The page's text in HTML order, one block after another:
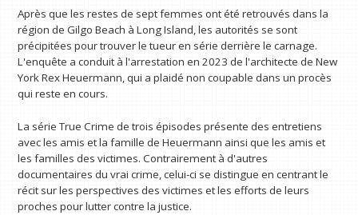
Après que les restes de sept femmes ont été retrouvés dans la
région de Gilgo Beach à Long Island, les autorités se sont
précipitées pour trouver le tueur en série derrière le carnage.
L'enquête a conduit à l'arrestation en 2023 de l'architecte de New
York Rex Heuermann, qui a plaidé non coupable dans un procès
qui reste en cours.
La série True Crime de trois épisodes présente des entretiens
avec les amis et la famille de Heuermann ainsi que les amis et
les familles des victimes. Contrairement à d'autres
documentaires du vrai crime, celui-ci se distingue en centrant le
récit sur les perspectives des victimes et les efforts de leurs
proches pour lutter contre la justice.